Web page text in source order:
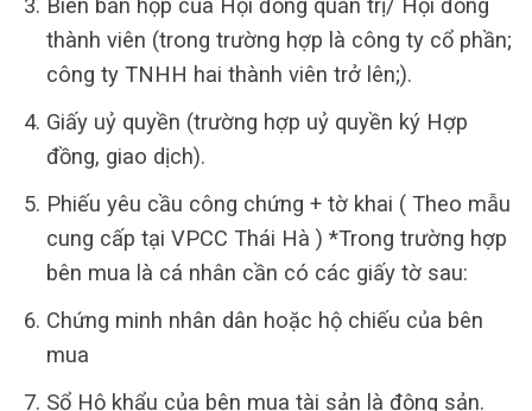
Biên bản họp của Hội đồng quản trị/ Hội đồng
thành viên (trong trường hợp là công ty cổ phần;
công ty TNHH hai thành viên trở lên;).
Giấy uỷ quyền (trường hợp uỷ quyền ký Hợp
đồng, giao dịch).
Phiếu yêu cầu công chứng + tờ khai ( Theo mẫu
cung cấp tại VPCC Thái Hà ) *Trong trường hợp
bên mua là cá nhân cần có các giấy tờ sau:
Chứng minh nhân dân hoặc hộ chiếu của bên
mua
Sổ Hộ khẩu của bên mua tài sản là động sản.